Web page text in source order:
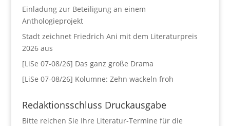
Einladung zur Beteiligung an einem
Anthologieprojekt
Stadt zeichnet Friedrich Ani mit dem Literaturpreis
2026 aus
[LiSe 07-08/26] Das ganz große Drama
[LiSe 07-08/26] Kolumne: Zehn wackeln froh
Redaktionsschluss Druckausgabe
Bitte reichen Sie Ihre Literatur-Termine für die